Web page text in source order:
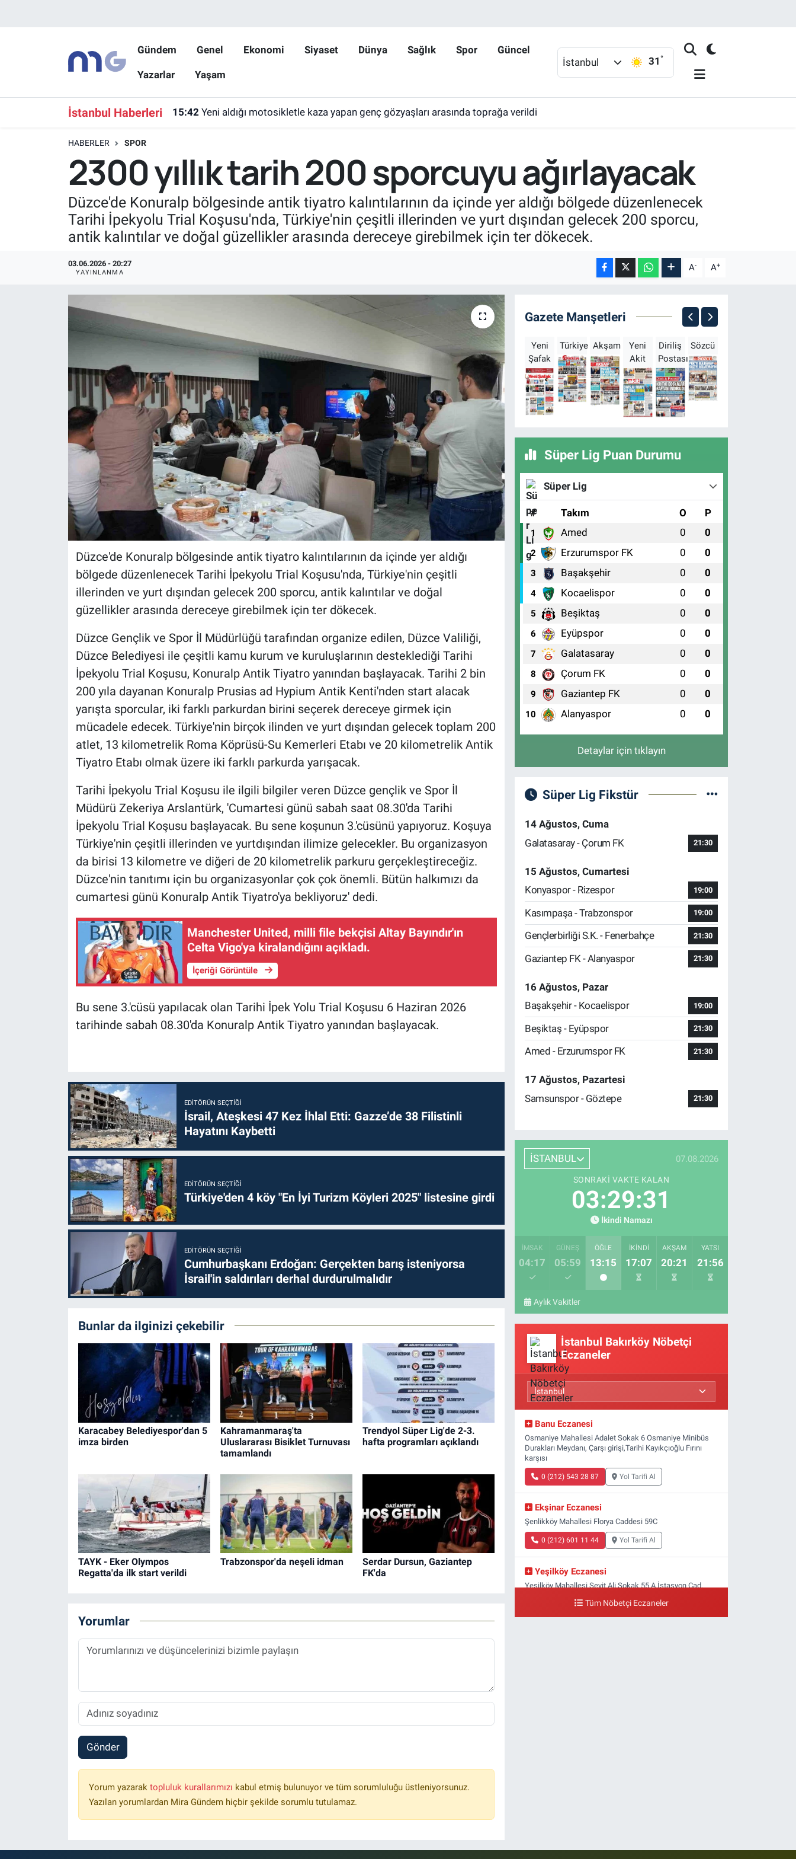
Gündem Genel Ekonomi Siyaset Dünya Sağlık Spor Güncel
Yazarlar Yaşam
İstanbul 31 °
İstanbul Haberleri 15:42 Yeni aldığı motosikletle kaza yapan genç gözyaşları arasında toprağa verildi
HABERLER SPOR
2300 yıllık tarih 200 sporcuyu ağırlayacak
Düzce'de Konuralp bölgesinde antik tiyatro kalıntılarının da içinde yer aldığı bölgede düzenlenecek
Tarihi İpekyolu Trial Koşusu'nda, Türkiye'nin çeşitli illerinden ve yurt dışından gelecek 200 sporcu,
antik kalıntılar ve doğal güzellikler arasında dereceye girebilmek için ter dökecek.
03.06.2026 - 20:27
YAYINLANMA A- A+
Düzce'de Konuralp bölgesinde antik tiyatro kalıntılarının da içinde yer aldığı
bölgede düzenlenecek Tarihi İpekyolu Trial Koşusu'nda, Türkiye'nin çeşitli
illerinden ve yurt dışından gelecek 200 sporcu, antik kalıntılar ve doğal
güzellikler arasında dereceye girebilmek için ter dökecek.
Düzce Gençlik ve Spor İl Müdürlüğü tarafından organize edilen, Düzce Valiliği,
Düzce Belediyesi ile çeşitli kamu kurum ve kuruluşlarının desteklediği Tarihi
İpekyolu Trial Koşusu, Konuralp Antik Tiyatro yanından başlayacak. Tarihi 2 bin
200 yıla dayanan Konuralp Prusias ad Hypium Antik Kenti'nden start alacak
yarışta sporcular, iki farklı parkurdan birini seçerek dereceye girmek için
mücadele edecek. Türkiye'nin birçok ilinden ve yurt dışından gelecek toplam 200
atlet, 13 kilometrelik Roma Köprüsü-Su Kemerleri Etabı ve 20 kilometrelik Antik
Tiyatro Etabı olmak üzere iki farklı parkurda yarışacak.
Tarihi İpekyolu Trial Koşusu ile ilgili bilgiler veren Düzce gençlik ve Spor İl
Müdürü Zekeriya Arslantürk, 'Cumartesi günü sabah saat 08.30'da Tarihi
İpekyolu Trial Koşusu başlayacak. Bu sene koşunun 3.'cüsünü yapıyoruz. Koşuya
Türkiye'nin çeşitli illerinden ve yurtdışından ilimize gelecekler. Bu organizasyon
da birisi 13 kilometre ve diğeri de 20 kilometrelik parkuru gerçekleştireceğiz.
Düzce'nin tanıtımı için bu organizasyonlar çok çok önemli. Bütün halkımızı da
cumartesi günü Konuralp Antik Tiyatro'ya bekliyoruz' dedi.
Manchester United, milli file bekçisi Altay Bayındır'ın
Celta Vigo'ya kiralandığını açıkladı.
İçeriği Görüntüle
Bu sene 3.'cüsü yapılacak olan Tarihi İpek Yolu Trial Koşusu 6 Haziran 2026
tarihinde sabah 08.30'da Konuralp Antik Tiyatro yanından başlayacak.
EDITÖRÜN SEÇTIĞI
İsrail, Ateşkesi 47 Kez İhlal Etti: Gazze’de 38 Filistinli
Hayatını Kaybetti
EDITÖRÜN SEÇTIĞI
Türkiye'den 4 köy "En İyi Turizm Köyleri 2025" listesine girdi
EDITÖRÜN SEÇTIĞI
Cumhurbaşkanı Erdoğan: Gerçekten barış isteniyorsa
İsrail'in saldırıları derhal durdurulmalıdır
Bunlar da ilginizi çekebilir
Karacabey Belediyespor'dan 5
imza birden
Kahramanmaraş'ta
Uluslararası Bisiklet Turnuvası
tamamlandı
Trendyol Süper Lig'de 2-3.
hafta programları açıklandı
TAYK - Eker Olympos
Regatta'da ilk start verildi
Trabzonspor'da neşeli idman
Serdar Dursun, Gaziantep
FK'da
Yorumlar
Gönder
Yorum yazarak topluluk kurallarımızı kabul etmiş bulunuyor ve tüm sorumluluğu üstleniyorsunuz.
Yazılan yorumlardan Mira Gündem hiçbir şekilde sorumlu tutulamaz.
Gazete Manşetleri
Yeni
Şafak
Türkiye Akşam
Yeni
Akit
Diriliş
Postası
Sözcü
Süper Lig Puan Durumu
Süper Lig
# Takım O P
1 Amed 0 0
2 Erzurumspor FK 0 0
3 Başakşehir 0 0
4 Kocaelispor 0 0
5 Beşiktaş 0 0
6 Eyüpspor 0 0
7 Galatasaray 0 0
8 Çorum FK 0 0
9 Gaziantep FK 0 0
10 Alanyaspor 0 0
Detaylar için tıklayın
Süper Lig Fikstür
14 Ağustos, Cuma
Galatasaray - Çorum FK
21:30
15 Ağustos, Cumartesi
Konyaspor - Rizespor
19:00
Kasımpaşa - Trabzonspor 19:00
Gençlerbirliği S.K. - Fenerbahçe 21:30
Gaziantep FK - Alanyaspor 21:30
16 Ağustos, Pazar
Başakşehir - Kocaelispor
19:00
Beşiktaş - Eyüpspor 21:30
Amed - Erzurumspor FK 21:30
17 Ağustos, Pazartesi
Samsunspor - Göztepe
21:30
İSTANBUL 07.08.2026
SONRAKI VAKTE KALAN
03:29:30
İkindi Namazı
İMSAK
04:17
GÜNEŞ
05:59
ÖĞLE
13:15
İKINDI
17:07
AKŞAM
20:21
YATSI
21:56
Aylık Vakitler
İstanbul Bakırköy Nöbetçi
Eczaneler
Banu Eczanesi
Osmaniye Mahallesi Adalet Sokak 6 Osmaniye Minibüs
Durakları Meydanı, Çarşı girişi,Tarihi Kayıkçıoğlu Fırını
karşısı
0 (212) 543 28 87 Yol Tarifi Al
Ekşinar Eczanesi
Şenlikköy Mahallesi Florya Caddesi 59C
0 (212) 601 11 44 Yol Tarifi Al
Yeşilköy Eczanesi
Yeşilköy Mahallesi Seyit Ali Sokak 55 A İstasyon Cad.
Tüm Nöbetçi Eczaneler
Hava Durumu
İstanbul Namaz Vakitleri
Süper Lig Puan Durumu ve Fikstür
Tüm Manşetler
Son Dakika Haberleri